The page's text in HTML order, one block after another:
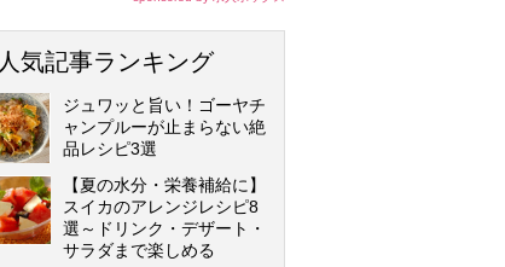
人気記事ランキング
ジュワッと旨い！ゴーヤチ
ャンプルーが止まらない絶
品レシピ3選
【夏の水分・栄養補給に】
スイカのアレンジレシピ8
選～ドリンク・デザート・
サラダまで楽しめる